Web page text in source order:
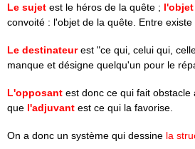
Le sujet est le héros de la quête ; l'objet
convoité : l'objet de la quête. Entre
Le destinateurest "ce qui, celui qui,
manque et désigne quelqu'un pour le
L'opposant est donc ce qui fait
que l'adjuvant est ce qui la favorise.
On a donc un système qui dessine la